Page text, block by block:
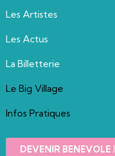
Les Artistes
Les Actus
La Billetterie
Le Big Village
Infos Pratiques
DEVENIR BENEVOLE !